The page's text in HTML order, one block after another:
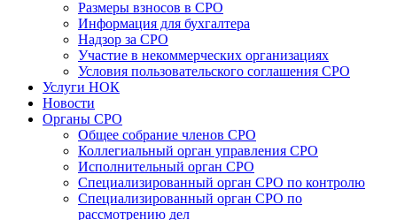
Размеры взносов в СРО
Информация для бухгалтера
Надзор за СРО
Участие в некоммерческих организациях
Условия пользовательского соглашения СРО
Услуги НОК
Новости
Органы СРО
Общее собрание членов СРО
Коллегиальный орган управления СРО
Исполнительный орган СРО
Специализированный орган СРО по контролю
Специализированный орган СРО по
рассмотрению дел